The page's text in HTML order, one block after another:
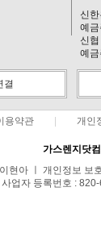
신
예
신
예금
결
용약관 개인
가스렌지닷컴
현아 ㅣ 개인정보 보
사업자 등록번호 :